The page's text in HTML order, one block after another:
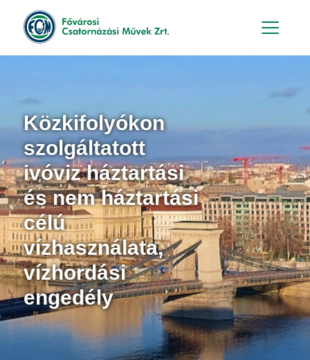
Közkifolyókon
szolgáltatott
ivóviz háztartási
és nem háztartási
célú
vízhasználata,
vízhordási
engedély